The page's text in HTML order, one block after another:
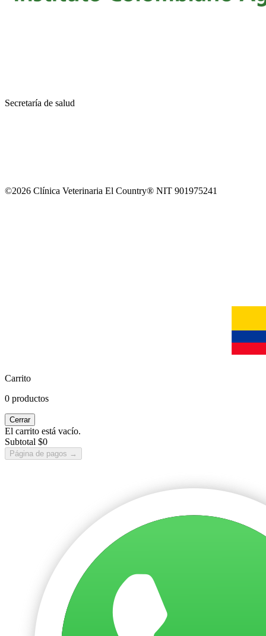
Secretaría de salud
©2026 Clínica Veterinaria El Country® NIT 901975241
Carrito
0 productos
Cerrar
El carrito está vacío.
Subtotal $0
Página de pagos →